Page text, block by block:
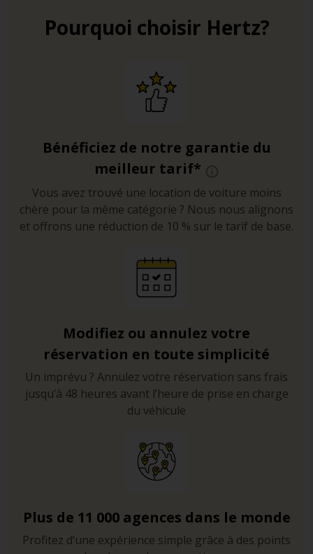
Pourquoi choisir Hertz?
Bénéficiez de notre garantie du
meilleur tarif*
Vous avez trouvé une location de voiture moins
chère pour la même catégorie ? Nous nous alignons
et offrons une réduction de 10 % sur le tarif de base.
Modifiez ou annulez votre
réservation en toute simplicité
Un imprévu ? Annulez votre réservation sans frais
jusqu’à 48 heures avant l’heure de prise en charge
du véhicule
Plus de 11 000 agences dans le monde
Profitez d’une expérience simple grâce à des points